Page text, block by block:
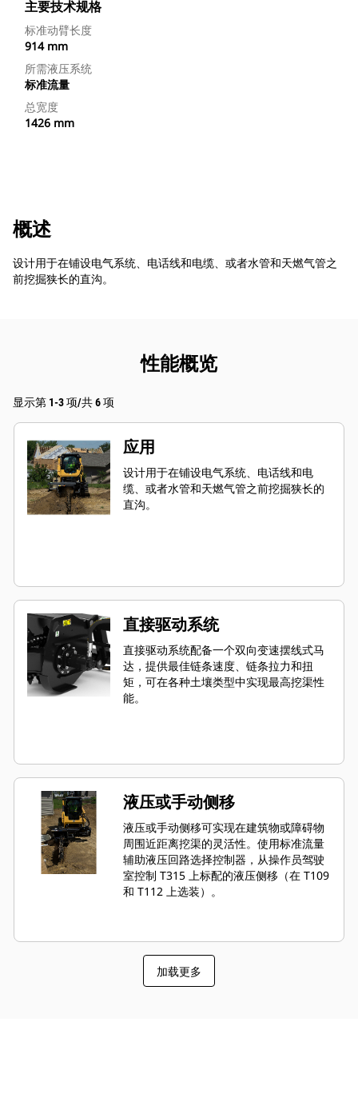
主要技术规格
标准动臂长度
914 mm
所需液压系统
标准流量
总宽度
1426 mm
概述
设计用于在铺设电气系统、电话线和电缆、或者水管和天燃气管之
前挖掘狭长的直沟。
性能概览
显示第 1-3 项/共 6 项
应用
设计用于在铺设电气系统、电话线和电
缆、或者水管和天燃气管之前挖掘狭长的
直沟。
直接驱动系统
直接驱动系统配备一个双向变速摆线式马
达，提供最佳链条速度、链条拉力和扭
矩，可在各种土壤类型中实现最高挖渠性
能。
液压或手动侧移
液压或手动侧移可实现在建筑物或障碍物
周围近距离挖渠的灵活性。使用标准流量
辅助液压回路选择控制器，从操作员驾驶
室控制 T315 上标配的液压侧移（在 T109
和 T112 上选装）。
加载更多